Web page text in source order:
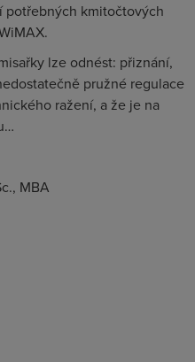
potřebných kmitočtových
lze odnést: přiznání,
pružné regulace
ražení, a že je na
MBA